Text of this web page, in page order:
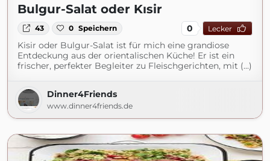
Bulgur-Salat oder Kısir
43 0 Speichern 0 Lecker
Kisir oder Bulgur-Salat ist für mich eine grandiose
Entdeckung aus der orientalischen Küche! Er ist ein
frischer, perfekter Begleiter zu Fleischgerichten, mit (...)
Dinner4Friends
www.dinner4friends.de